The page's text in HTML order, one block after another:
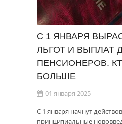
С 1 ЯНВАРЯ
ЛЬГОТ И ВЫПЛАТ
ПЕНСИОНЕРОВ.
БОЛЬШЕ
01 января 2025
С 1 января начнут
принципиальные